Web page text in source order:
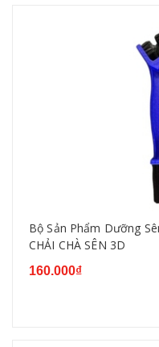
Bộ Sản Phẩm Dưỡng
CHẢI CHÀ SÊN 3D
160.000₫